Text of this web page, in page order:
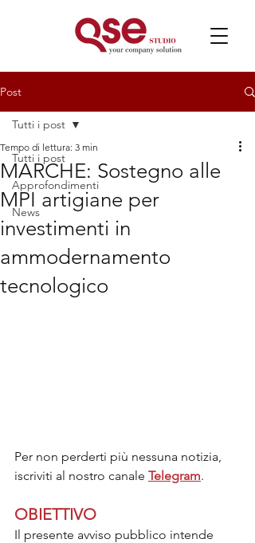
Post
Tutti i post
Approfondimenti
News
Tutti i post
MARCHE: Sostegno alle
MPI artigiane per
investimenti in
ammodernamento
tecnologico
Tempo di lettura: 3 min
Per non perderti più nessuna notizia,
iscriviti al nostro canale Telegram.
OBIETTIVO
Il presente avviso pubblico intende